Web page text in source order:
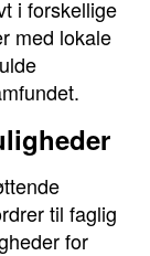
i forskellige
med lokale
til faglig
for